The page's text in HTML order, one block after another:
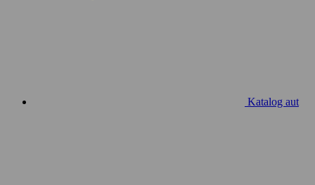
Katalog aut